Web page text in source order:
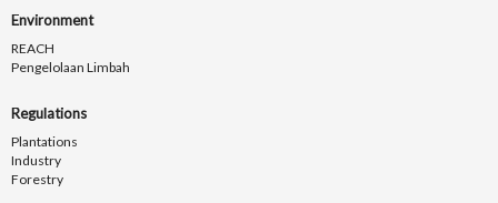
Environment
REACH
Pengelolaan Limbah
Regulations
Plantations
Industry
Forestry